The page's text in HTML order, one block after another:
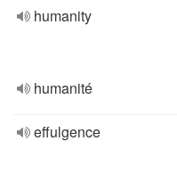
humanity
humanité
effulgence